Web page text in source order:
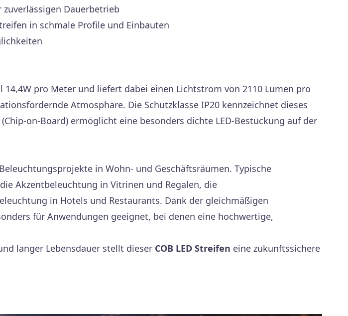
zuverlässigen Dauerbetrieb
in schmale Profile und Einbauten
pro Meter und liefert dabei einen Lichtstrom von 2110 Lumen pro
Atmosphäre. Die Schutzklasse IP20 kennzeichnet dieses
on-Board) ermöglicht eine besonders dichte LED-Bestückung auf der
in Wohn- und Geschäftsräumen. Typische
Akzentbeleuchtung in Vitrinen und Regalen, die
in Hotels und Restaurants. Dank der gleichmäßigen
für Anwendungen geeignet, bei denen eine hochwertige,
langer Lebensdauer stellt dieser COB LED Streifen eine zukunftssichere